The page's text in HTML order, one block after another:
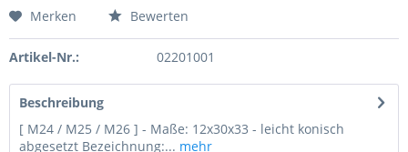
Preis anfragen
Merken Bewerten
Artikel-Nr.: 02201001
Beschreibung
[ M24 / M25 / M26 ] - Maße: 12x30x33 - leicht konisch
abgesetzt Bezeichnung:... mehr